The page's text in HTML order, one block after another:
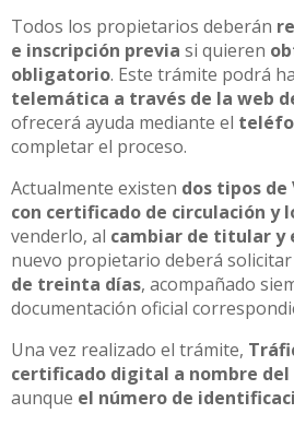
Todos los propietarios deberán
e inscripción previa si quieren
obligatorio. Este trámite podrá
telemática a través de la web
ofrecerá ayuda mediante el
completar el proceso.
Actualmente existen dos tipos de
con certificado de circulación y
venderlo, al cambiar de titular y
nuevo propietario deberá solicitar
de treinta días, acompañado
documentación oficial
Una vez realizado el trámite,
certificado digital a nombre
aunque el número de